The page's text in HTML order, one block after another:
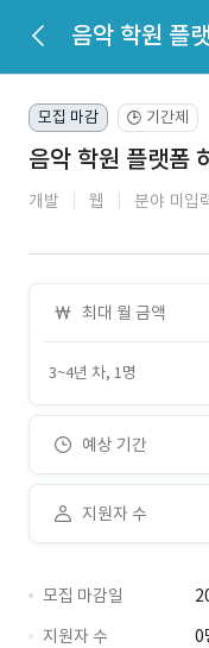
모집 마감 🕒 기간제
음악 학원 플랫폼
개발 웹 분야 미입
최대 월 금액
3~4년 차, 1명
예상 기간
지원자 수
모집 마감일
지원자 수
0